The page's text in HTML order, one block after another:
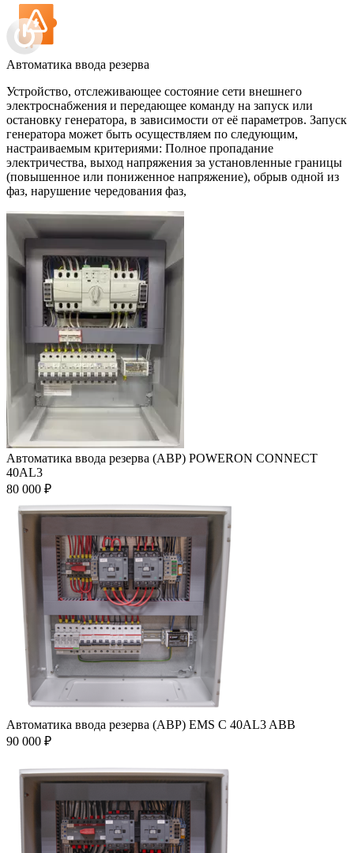
Автоматика ввода резерва
Устройство, отслеживающее состояние сети внешнего
электроснабжения и передающее команду на запуск или
остановку генератора, в зависимости от её параметров. Запуск
генератора может быть осуществляем по следующим,
настраиваемым критериями: Полное пропадание
электричества, выход напряжения за установленные границы
(повышенное или пониженное напряжение), обрыв одной из
фаз, нарушение чередования фаз,
Автоматика ввода резерва (АВР) POWERON CONNECT
40AL3
80 000 ₽
Автоматика ввода резерва (АВР) EMS C 40AL3 ABB
90 000 ₽